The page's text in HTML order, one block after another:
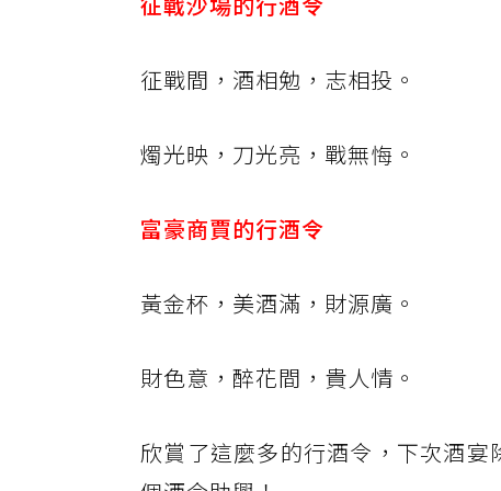
征戰間，酒相勉，志相投。
燭光映，刀光亮，戰無悔。
富豪商賈的行酒令
黃金杯，美酒滿，財源廣。
財色意，醉花間，貴人情。
欣賞了這麼多的行酒令，下次酒